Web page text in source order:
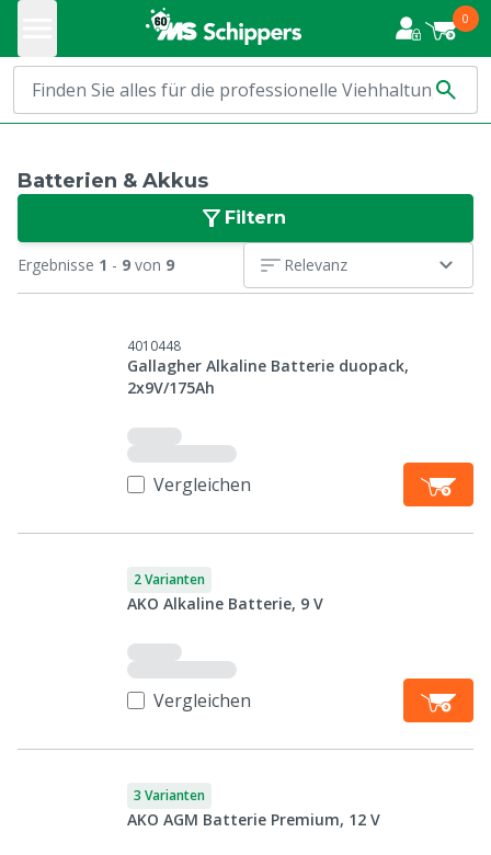
0
Batterien & Akkus
Filtern
Ergebnisse 1 - 9 von 9 Relevanz
4010448
Gallagher Alkaline Batterie duopack,
2x9V/175Ah
Vergleichen
2 Varianten
AKO Alkaline Batterie, 9 V
Vergleichen
3 Varianten
AKO AGM Batterie Premium, 12 V